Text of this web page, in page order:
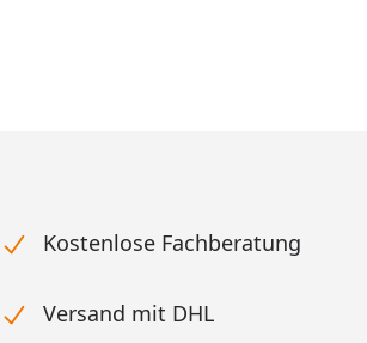
Kostenlose Fachberatung
Versand mit DHL